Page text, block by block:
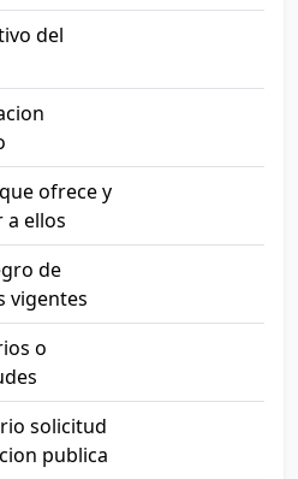
del
ofrece y
a ellos
de
vigentes
o
solicitud
publica